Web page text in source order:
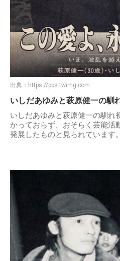
出典： https://pbs.twimg.com
いしだあゆみと萩原健一の馴
いしだあゆみと萩原健一の馴れ
かっておらず、おそらく芸能活
発展したものと見られています。